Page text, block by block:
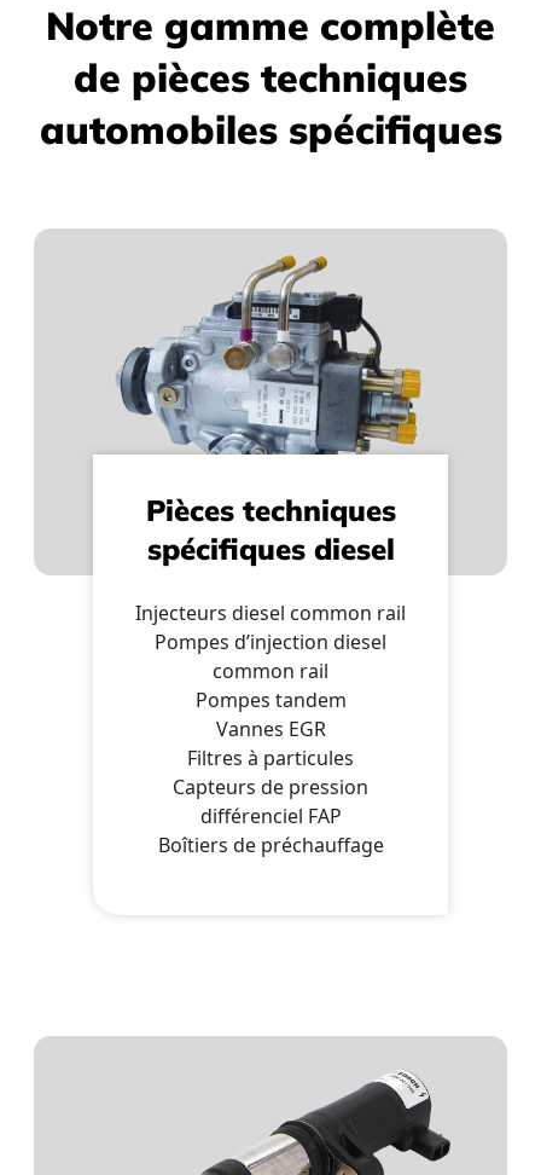
Notre gamme complète
de pièces techniques
automobiles spécifiques
Pièces techniques
spécifiques diesel
Injecteurs diesel common rail
Pompes d’injection diesel
common rail
Pompes tandem
Vannes EGR
Filtres à particules
Capteurs de pression
différenciel FAP
Boîtiers de préchauffage